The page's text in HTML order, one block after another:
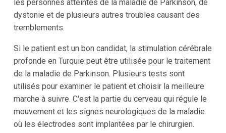
les personnes atteintes de la maladie de Parkinson, de
dystonie et de plusieurs autres troubles causant des
tremblements.
Si le patient est un bon candidat, la stimulation cérébrale
profonde en Turquie peut être utilisée pour le traitement
de la maladie de Parkinson. Plusieurs tests sont
utilisés pour examiner le patient et choisir la meilleure
marche à suivre. C'est la partie du cerveau qui régule le
mouvement et les signes neurologiques de la maladie
où les électrodes sont implantées par le chirurgien.